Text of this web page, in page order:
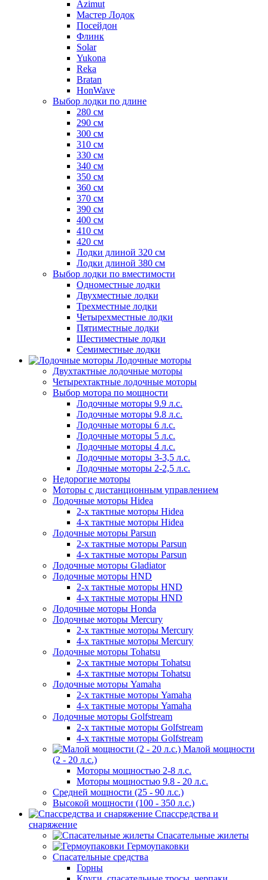
Azimut
Мастер Лодок
Посейдон
Флинк
Solar
Yukona
Reka
Bratan
HonWave
Выбор лодки по длине
280 см
290 см
300 см
310 см
330 см
340 см
350 см
360 см
370 см
390 см
400 см
410 см
420 см
Лодки длиной 320 см
Лодки длиной 380 см
Выбор лодки по вместимости
Одноместные лодки
Двухместные лодки
Трехместные лодки
Четырехместные лодки
Пятиместные лодки
Шестиместные лодки
Семиместные лодки
Лодочные моторы
Двухтактные лодочные моторы
Четырехтактные лодочные моторы
Выбор мотора по мощности
Лодочные моторы 9.9 л.с.
Лодочные моторы 9.8 л.с.
Лодочные моторы 6 л.с.
Лодочные моторы 5 л.с.
Лодочные моторы 4 л.с.
Лодочные моторы 3-3,5 л.с.
Лодочные моторы 2-2,5 л.с.
Недорогие моторы
Моторы с дистанционным управлением
Лодочные моторы Hidea
2-х тактные моторы Hidea
4-х тактные моторы Hidea
Лодочные моторы Parsun
2-х тактные моторы Parsun
4-х тактные моторы Parsun
Лодочные моторы Gladiator
Лодочные моторы HND
2-х тактные моторы HND
4-х тактные моторы HND
Лодочные моторы Honda
Лодочные моторы Mercury
2-х тактные моторы Mercury
4-х тактные моторы Mercury
Лодочные моторы Tohatsu
2-х тактные моторы Tohatsu
4-х тактные моторы Tohatsu
Лодочные моторы Yamaha
2-х тактные моторы Yamaha
4-х тактные моторы Yamaha
Лодочные моторы Golfstream
2-х тактные моторы Golfstream
4-х тактные моторы Golfstream
Малой мощности
(2 - 20 л.с.)
Моторы мощностью 2-8 л.с.
Моторы мощностью 9.8 - 20 л.с.
Средней мощности (25 - 90 л.с.)
Высокой мощности (100 - 350 л.с.)
Спассредства и
снаряжение
Спасательные жилеты
Гермоупаковки
Спасательные средства
Горны